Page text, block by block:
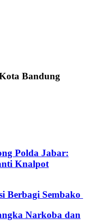
Bandung
Polda Jabar:
Knalpot
Berbagi Sembako
Narkoba dan